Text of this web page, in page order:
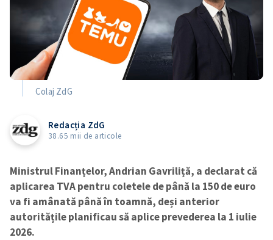
Colaj ZdG
Redacția ZdG
38.65 mii de articole
Ministrul Finanțelor, Andrian Gavriliță, a declarat că
aplicarea TVA pentru coletele de până la 150 de euro
va fi amânată până în toamnă, deși anterior
autoritățile planificau să aplice prevederea la 1 iulie
2026.